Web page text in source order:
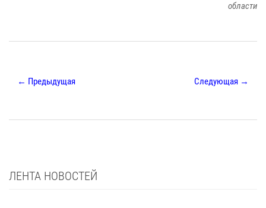
области
← Предыдущая Следующая →
ЛЕНТА НОВОСТЕЙ